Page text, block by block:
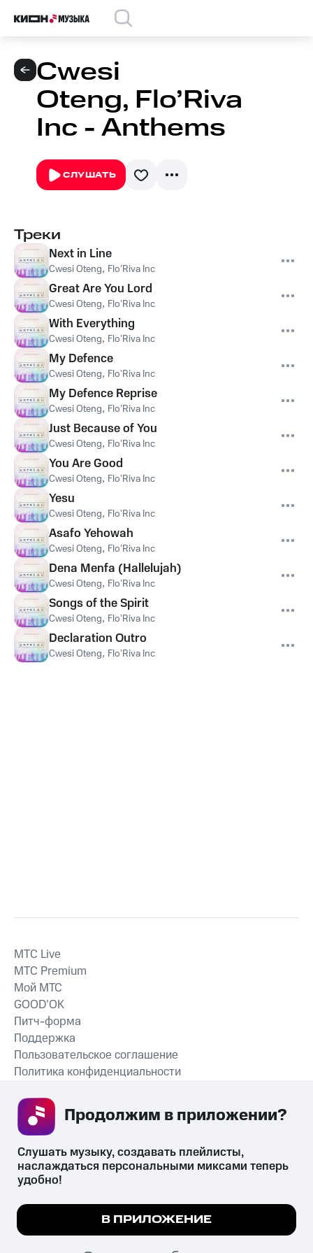
Cwesi
Oteng, Flo’Riva
Inc - Anthems
СЛУШАТЬ
Треки
Next in Line
Cwesi Oteng, Flo’Riva Inc
Great Are You Lord
Cwesi Oteng, Flo’Riva Inc
With Everything
Cwesi Oteng, Flo’Riva Inc
My Defence
Cwesi Oteng, Flo’Riva Inc
My Defence Reprise
Cwesi Oteng, Flo’Riva Inc
Just Because of You
Cwesi Oteng, Flo’Riva Inc
You Are Good
Cwesi Oteng, Flo’Riva Inc
Yesu
Cwesi Oteng, Flo’Riva Inc
Asafo Yehowah
Cwesi Oteng, Flo’Riva Inc
Dena Menfa (Hallelujah)
Cwesi Oteng, Flo’Riva Inc
Songs of the Spirit
Cwesi Oteng, Flo’Riva Inc
Declaration Outro
Cwesi Oteng, Flo’Riva Inc
СКАЧАТЬ ПРИЛОЖЕНИЕ
MTС Live
MTС Premium
Мой МТС
GOOD’OK
Питч-форма
Поддержка
Пользовательское соглашение
Политика конфиденциальности
психотропных веществ, их аналогов причиняет вред здоровью,
их незаконный оборот запрещён и влечёт установленную
законодательством ответственность.
© 2026 ООО «КИОН».
Мы используем куки, чтобы на сайте все
Подробнее
Слушать музыку, создавать плейлисты,
наслаждаться персональными миксами теперь
удобно!
В ПРИЛОЖЕНИЕ